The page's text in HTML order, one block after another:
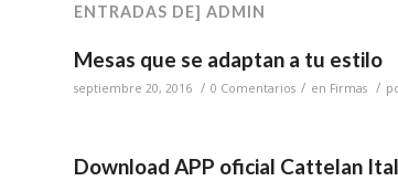
ENTRADAS DE] ADMIN
Mesas que se adaptan a tu estilo
septiembre 20, 2016 / 0 Comentarios / en Firmas /
Download APP oficial Cattelan